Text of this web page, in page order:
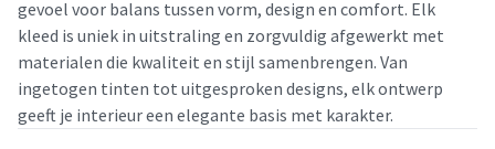
gevoel voor balans tussen vorm, design en comfort. Elk
kleed is uniek in uitstraling en zorgvuldig afgewerkt met
materialen die kwaliteit en stijl samenbrengen. Van
ingetogen tinten tot uitgesproken designs, elk ontwerp
geeft je interieur een elegante basis met karakter.